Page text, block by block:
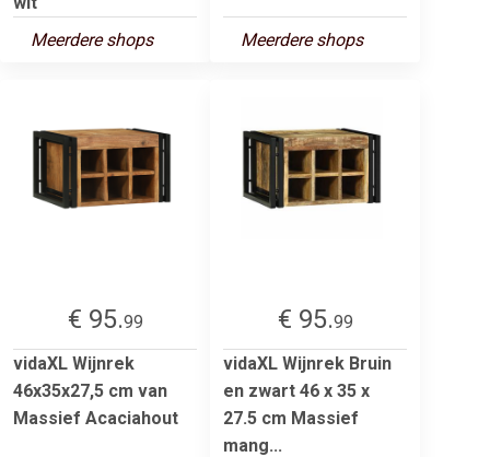
Meerdere shops
Meerdere shops
€ 95.99
vidaXL Wijnrek
46x35x27,5 cm van
Massief Acaciahout
€ 95.99
vidaXL Wijnrek Bruin
en zwart 46 x 35 x
27.5 cm Massief
mang...